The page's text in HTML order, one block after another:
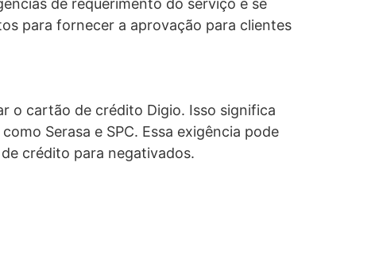
de requerimento do serviço e se
para fornecer a aprovação para clientes
o cartão de crédito Digio. Isso significa
Serasa e SPC. Essa exigência pode
crédito para negativados.